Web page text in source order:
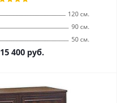
120 см.
90 см.
50 см.
15 400 руб.